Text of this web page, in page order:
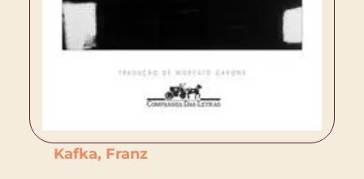
Kafka, Franz